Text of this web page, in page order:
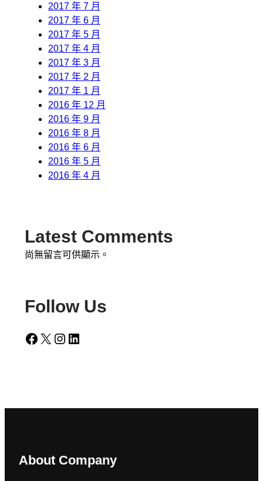
2017 年 7 月
2017 年 6 月
2017 年 5 月
2017 年 4 月
2017 年 3 月
2017 年 2 月
2017 年 1 月
2016 年 12 月
2016 年 9 月
2016 年 8 月
2016 年 6 月
2016 年 5 月
2016 年 4 月
Latest Comments
尚無留言可供顯示。
Follow Us
Facebook X Instagram LinkedIn
About Company